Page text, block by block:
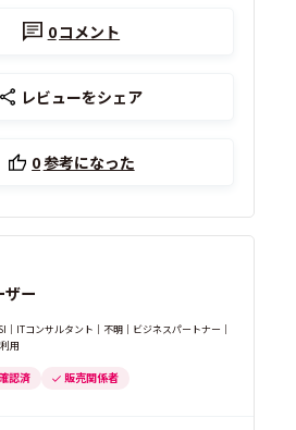
0コメント
レビューをシェア
0参考になった
ザー
｜ITコンサルタント｜不明｜ビジネスパートナー｜
用
認済 販売関係者